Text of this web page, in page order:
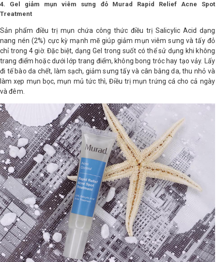
4. Gel giảm mụn viêm sưng đỏ Murad Rapid Relief Acne Spot
Treatment
Sản phẩm điều trị mụn chứa công thức điều trị Salicylic Acid dạng
nang nén (2%) cực kỳ mạnh mẽ giúp giảm mụn viêm sưng và tấy đỏ
chỉ trong 4 giờ. Đặc biệt, dạng Gel trong suốt có thể sử dụng khi không
trang điểm hoặc dưới lớp trang điểm, không bong tróc hay tạo vảy. Lấy
đi tế bào da chết, làm sạch, giảm sưng tấy và cân bằng da, thu nhỏ và
làm xẹp mụn bọc, mụn mủ tức thì, Điều trị mụn trứng cá cho cả ngày
và đêm.